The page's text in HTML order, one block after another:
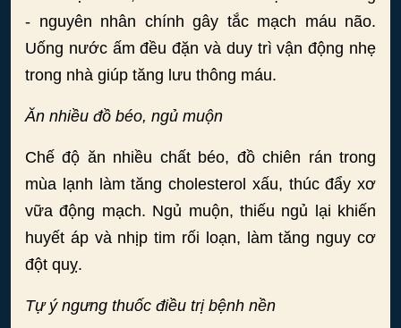
- nguyên nhân chính gây tắc mạch máu não.
Uống nước ấm đều đặn và duy trì vận động nhẹ
trong nhà giúp tăng lưu thông máu.
Ăn nhiều đồ béo, ngủ muộn
Chế độ ăn nhiều chất béo, đồ chiên rán trong
mùa lạnh làm tăng cholesterol xấu, thúc đẩy xơ
vữa động mạch. Ngủ muộn, thiếu ngủ lại khiến
huyết áp và nhịp tim rối loạn, làm tăng nguy cơ
đột quỵ.
Tự ý ngưng thuốc điều trị bệnh nền